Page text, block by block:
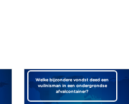
Welke bijzondere vondst deed een
vuilnisman in een ondergrondse
afvalcontainer?